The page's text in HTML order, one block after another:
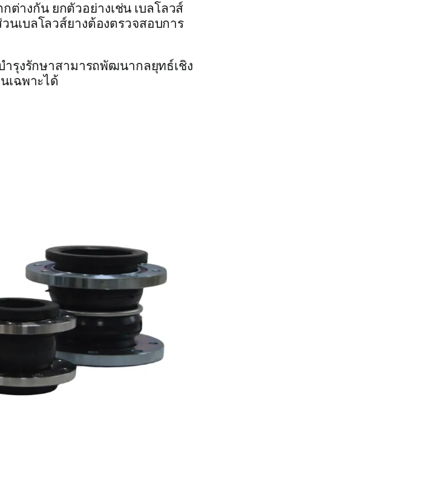
างกัน ยกตัวอย่างเช่น เบลโลวส์
เบลโลวส์ยางต้องตรวจสอบการ
ำรุงรักษาสามารถพัฒนากลยุทธ์เชิง
เฉพาะได้